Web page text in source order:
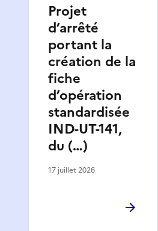
Projet
d’arrêté
portant la
création de la
fiche
d’opération
standardisée
IND-UT-141,
du (…)
17 juillet 2026